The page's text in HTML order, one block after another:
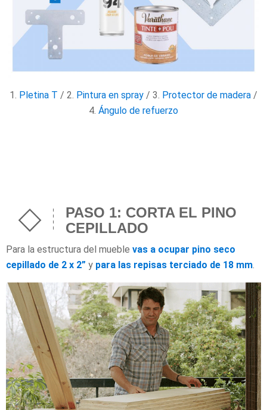
1. Pletina T / 2. Pintura en spray / 3. Protector de madera /
4. Ángulo de refuerzo
PASO 1: CORTA EL PINO
CEPILLADO
Para la estructura del mueble vas a ocupar pino seco
cepillado de 2 x 2” y para las repisas terciado de 18 mm